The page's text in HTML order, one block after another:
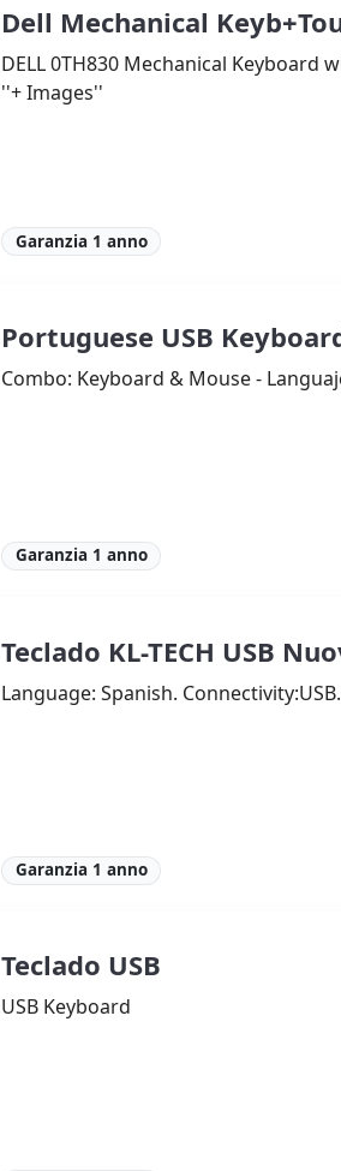
Dell Mechanical
DELL 0TH830 Mechanical Keyboard
''+ Images''
Garanzia 1 anno
Portuguese USB
Combo: Keyboard & Mouse -
Garanzia 1 anno
Teclado KL-TECH USB
Language: Spanish. Connectivity:USB.
Garanzia 1 anno
Teclado USB
USB Keyboard